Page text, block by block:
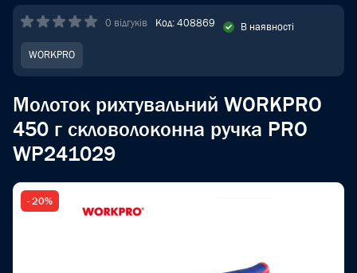
0 відгуків Код: 408869 В наявності
WORKPRO
Молоток рихтувальний WORKPRO
450 г скловолоконна ручка PRO
WP241029
- 20%